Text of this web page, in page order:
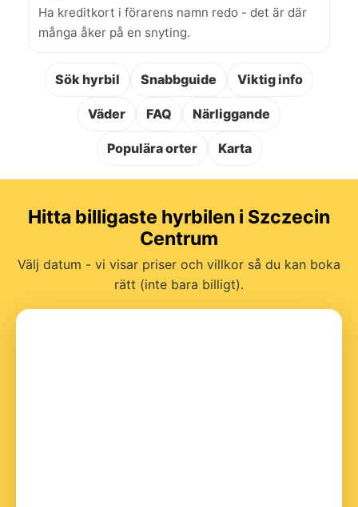
Ha kreditkort i förarens namn redo - det är där
många åker på en snyting.
Sök hyrbil Snabbguide Viktig info
Väder FAQ Närliggande
Populära orter Karta
Hitta billigaste hyrbilen i Szczecin
Centrum
Välj datum - vi visar priser och villkor så du kan boka
rätt (inte bara billigt).